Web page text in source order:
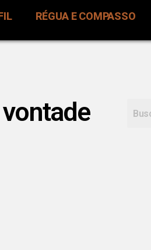
RÉGUA E COMPASSO